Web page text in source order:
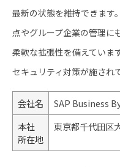
最新の状態を維持できます
点やグループ企業の管理に
柔軟な拡張性を備えていま
セキュリティ対策が施され
会社名
SAP Business
本社
所在地
東京都千代田区